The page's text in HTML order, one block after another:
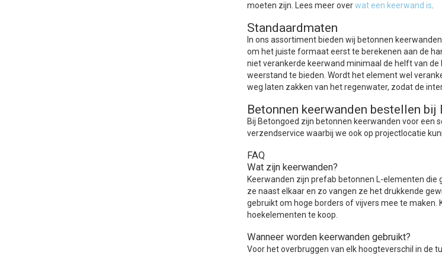
moeten zijn. Lees meer overwat een keerwand is
Standaardmaten
In ons assortiment bieden wij betonnen
om het juiste formaat eerst te berekenen aan de
niet verankerde keerwand minimaal de helft van
weerstand te bieden. Wordt het element wel
weg laten zakken van het regenwater, zodat de
Betonnen keerwanden bestellen bij
Bij Betongoed zijn betonnen keerwanden voor een
verzendservice waarbij we ook op projectlocatie
FAQ
Wat zijn keerwanden?
Keerwanden zijn prefab betonnen L-elementen die
ze naast elkaar en zo vangen ze het drukkende
gebruikt om hoge borders of vijvers mee te maken.
hoekelementen te koop.
Wanneer worden keerwanden gebruikt?
Voor het overbruggen van elk hoogteverschil in de